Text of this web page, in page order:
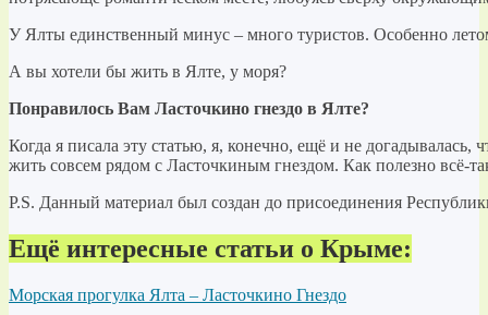
У Ялты единственный минус – много туристов. Особенно
А вы хотели бы жить в Ялте, у моря?
Понравилось Вам Ласточкино гнездо в Ялте?
Когда я писала эту статью, я, конечно, ещё и не догадывалась,
жить совсем рядом с Ласточкиным гнездом. Как полезно всё-
P.S. Данный материал был создан до присоединения
Ещё интересные статьи о Крыме:
Морская прогулка Ялта – Ласточкино Гнездо